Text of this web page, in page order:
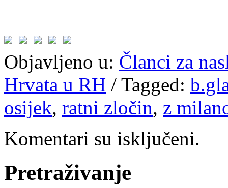
Objavljeno u: Članci za
Hrvata u RH / Tagged:
osijek, ratni zločin, z
Komentari su isključeni.
Pretraživanje